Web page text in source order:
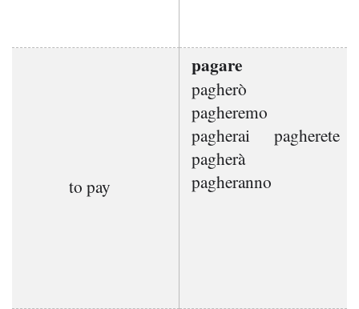
to pay
pagare
pagherò
pagheremo
pagherai
pagherete
pagherà
pagheranno